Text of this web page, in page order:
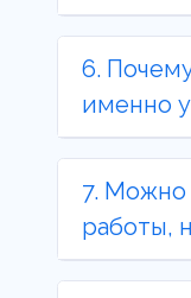
6.
именно у
7. Можно
работы,